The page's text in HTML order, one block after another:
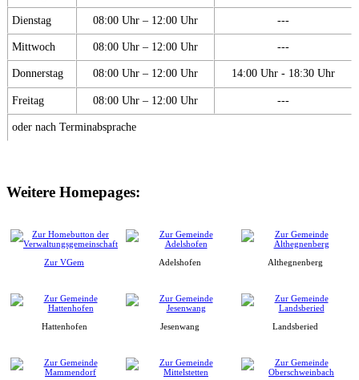
Dienstag 08:00 Uhr – 12:00 Uhr ---
Mittwoch 08:00 Uhr – 12:00 Uhr ---
Donnerstag 08:00 Uhr – 12:00 Uhr 14:00 Uhr - 18:30 Uhr
Freitag 08:00 Uhr – 12:00 Uhr ---
oder nach Terminabsprache
Weitere Homepages:
Zur VGem Adelshofen Althegnenberg
Hattenhofen Jesenwang Landsberied